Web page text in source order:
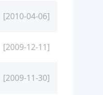
[2010-04-06]
[2009-12-11]
[2009-11-30]